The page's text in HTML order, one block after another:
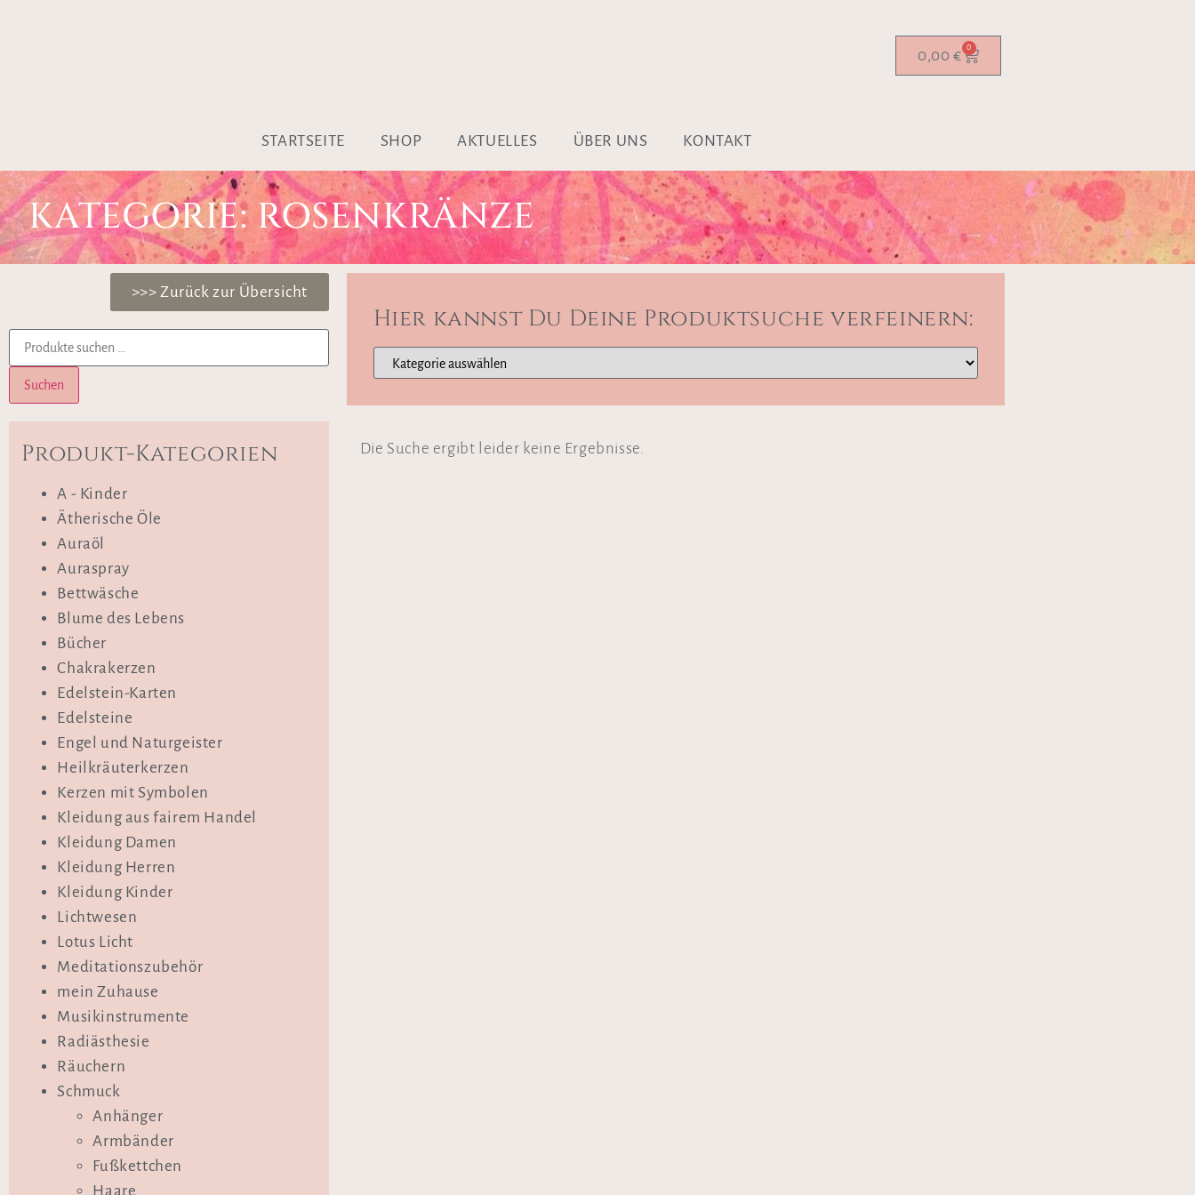
0,00 € 0
STARTSEITE SHOP AKTUELLES ÜBER UNS KONTAKT
KATEGORIE: ROSENKRÄNZE
>>> Zurück zur Übersicht
Suchen
Produkt-Kategorien
A - Kinder
Ätherische Öle
Auraöl
Auraspray
Bettwäsche
Blume des Lebens
Bücher
Chakrakerzen
Edelstein-Karten
Edelsteine
Engel und Naturgeister
Heilkräuterkerzen
Kerzen mit Symbolen
Kleidung aus fairem Handel
Kleidung Damen
Kleidung Herren
Kleidung Kinder
Lichtwesen
Lotus Licht
Meditationszubehör
mein Zuhause
Musikinstrumente
Radiästhesie
Räuchern
Schmuck
Anhänger
Armbänder
Fußkettchen
Haare
Hier kannst Du Deine Produktsuche verfeinern:
Die Suche ergibt leider keine Ergebnisse.